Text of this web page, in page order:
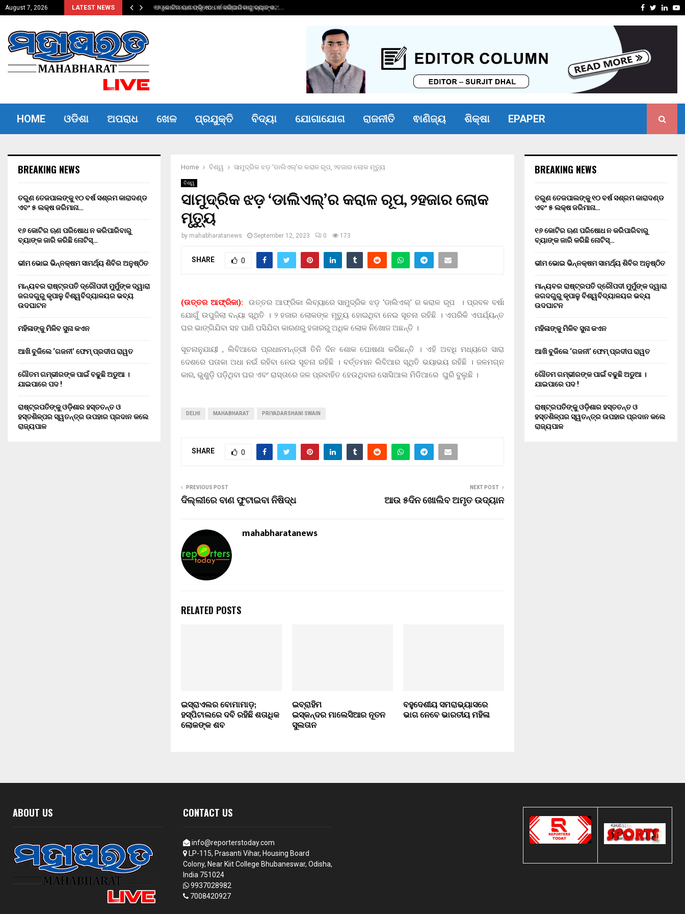
August 7, 2026 LATEST NEWS
ଏବଂ… ୧୬ କୋଟିର ଋଣ ପରିଷୋଧ ନ କରିପାରିବାରୁ ବ୍ୟାଙ୍କ… Facebook
Twitter
HOME ଓଡିଶା ଅପରାଧ ଖେଳ ପ୍ରଯୁକ୍ତି ବିଦ୍ୟା ଯୋଗାଯୋଗ ରାଜନୀତି ଵାଣିଜ୍ୟ ଶିକ୍ଷା EPAPER
Home ବିଶ୍ୱ ସାମୁଦ୍ରିକ ଝଡ଼ ‘ଡାଲିଏଲ୍’ର କରାଳ ରୂପ, ୨ହଜାର ଲୋକ ମୃତ୍ୟୁ
ବିଶ୍ୱ
ସାମୁଦ୍ରିକ ଝଡ଼ ‘ଡାଲିଏଲ୍’ର କରାଳ ରୂପ, ୨ହଜାର ଲୋକ
ମୃତ୍ୟୁ
by mahabharatanews September 12, 2023 0 173
SHARE 0
(ଉତ୍ତର ଆଫ୍ରିକା):
ଉତ୍ତର ଆଫ୍ରିକା ଲିବ୍ୟାରେ ସାମୁଦ୍ରିକ ଝଡ଼ ‘ଡାଲିଏଲ୍’ ର କରାଳ ରୂପ । ପ୍ରବଳ ବର୍ଷା
ଯୋଗୁଁ ଉପୁଜିଲା ବନ୍ୟା ସ୍ଥିତି । ୨ ହଜାର ଲୋକଙ୍କ ମୃତ୍ୟୁ ହୋଇଥିବା ନେଇ ସୂଚନା ରହିଛି । ଏପରିକି ଏପର୍ଯ୍ୟନ୍ତ
ଘର ଭାଙ୍ଗିଯିବା ସହ ପାଣି ପସିଯିବା କାରଣରୁ ହଜାରରୁ ଅଧିକ ଲୋକ ନିଖୋଜ ଅଛନ୍ତି ।
ସୂଚନାନୁଯାୟୀ , ଲିବିଆରେ ପ୍ରଧାନମନ୍ତ୍ରୀ ତିନି ଦିନ ଶୋକ ଘୋଷଣା କରିଛନ୍ତି । ଏହି ଅବଧି ମଧ୍ୟରେ ସାରା
ଦେଶରେ ପତାକା ଅଧା ନଇଁ ରହିବା ନେଇ ସୂଚନା ରହିଛି । ବର୍ତ୍ତମାନ ଲିବିଆର ସ୍ଥିତି ଭୟାଭୟ ରହିଛି । ଜଳମଗ୍ନ
କାର, ଭୁଶୁଡ଼ି ପଡ଼ିଥିବା ଘର ଏବଂ ରାସ୍ତାରେ ଜଳ ପ୍ରବାହିତ ହେଉଥିବାର ସୋସିଆଲ ମିଡିଆରେ ଘୁରି ବୁଲୁଛି ।
DELHI MAHABHARAT PRIYADARSHANI SWAIN
SHARE 0
PREVIOUS POST
ଦିଲ୍ଲୀରେ ବାଣ ଫୁଟାଇବା ନିଷିଦ୍ଧ
NEXT POST
ଆଉ ୫ଦିନ ଖୋଲିବ ଅମୃତ ଉଦ୍ୟାନ
mahabharatanews
RELATED POSTS
ଇସ୍ରାଏଲର ବୋମାମାଡ଼;
ହସ୍ପିଟାଲରେ ଦବି ରହିଛି ଶତାଧିକ
ଲୋକଙ୍କ ଶବ
ଇବ୍ରାହିମ
ଇସ୍କନ୍ଦର ମାଲେସିଆର ନୂତନ
ସୁଲତାନ
ବହୁଦେଶୀୟ ସମରାଭ୍ୟାସରେ
ଭାଗ ନେବେ ଭାରତୀୟ ମହିଳା
BREAKING NEWS
ତରୁଣ ତେଜପାଲଙ୍କୁ ୧୦ ବର୍ଷ ସଶ୍ରମ କାରାଦଣ୍ଡ
ଏବଂ ₹୫ ଲକ୍ଷ ଜରିମାନା…
୧୬ କୋଟିର ଋଣ ପରିଷୋଧ ନ କରିପାରିବାରୁ
ବ୍ୟାଙ୍କ ଜାରି କରିଛି ନୋଟିସ୍…
ଭୀମ ଭୋଇ ଭିନ୍ନକ୍ଷମ ସାମର୍ଥ୍ୟ ଶିବିର ଅନୁଷ୍ଠିତ
ମାନ୍ୟବର ରାଷ୍ଟ୍ରପତି ଦ୍ରୌପଦୀ ମୁର୍ମୁଙ୍କ ଦ୍ୱାରା
ଜଗଦଗୁରୁ କୃପାଳୁ ବିଶ୍ୱବିଦ୍ୟାଳୟର ଭବ୍ୟ
ଉଦଘାଟନ
ମହିଳାଙ୍କୁ ମିଳିବ ସୁନା କଏନ
ଆଖି ବୁଜିଲେ ‘ଗଜନୀ’ ଫେମ୍ ପ୍ରଦୀପ ରାୱତ
ଗୌତମ ଗମ୍ଭୀରଙ୍କ ପାଇଁ ବଢୁଛି ଅଡୁଆ ।
ଯାଇପାରେ ପଦ !
ରାଷ୍ଟ୍ରପତିଙ୍କୁ ଓଡ଼ିଶାର ହସ୍ତତନ୍ତ ଓ
ହସ୍ତଶିଳ୍ପର ସ୍ୱତନ୍ତ୍ର ଉପହାର ପ୍ରଦାନ କଲେ
ରାଜ୍ୟପାଳ
BREAKING NEWS
ତରୁଣ ତେଜପାଲଙ୍କୁ ୧୦ ବର୍ଷ ସଶ୍ରମ କାରାଦଣ୍ଡ
ଏବଂ ₹୫ ଲକ୍ଷ ଜରିମାନା…
୧୬ କୋଟିର ଋଣ ପରିଷୋଧ ନ କରିପାରିବାରୁ
ବ୍ୟାଙ୍କ ଜାରି କରିଛି ନୋଟିସ୍…
ଭୀମ ଭୋଇ ଭିନ୍ନକ୍ଷମ ସାମର୍ଥ୍ୟ ଶିବିର ଅନୁଷ୍ଠିତ
ମାନ୍ୟବର ରାଷ୍ଟ୍ରପତି ଦ୍ରୌପଦୀ ମୁର୍ମୁଙ୍କ ଦ୍ୱାରା
ଜଗଦଗୁରୁ କୃପାଳୁ ବିଶ୍ୱବିଦ୍ୟାଳୟର ଭବ୍ୟ
ଉଦଘାଟନ
ମହିଳାଙ୍କୁ ମିଳିବ ସୁନା କଏନ
ଆଖି ବୁଜିଲେ ‘ଗଜନୀ’ ଫେମ୍ ପ୍ରଦୀପ ରାୱତ
ଗୌତମ ଗମ୍ଭୀରଙ୍କ ପାଇଁ ବଢୁଛି ଅଡୁଆ ।
ଯାଇପାରେ ପଦ !
ରାଷ୍ଟ୍ରପତିଙ୍କୁ ଓଡ଼ିଶାର ହସ୍ତତନ୍ତ ଓ
ହସ୍ତଶିଳ୍ପର ସ୍ୱତନ୍ତ୍ର ଉପହାର ପ୍ରଦାନ କଲେ
ରାଜ୍ୟପାଳ
ABOUT US CONTACT US
info@reporterstoday.com
LP-115, Prasanti Vihar, Housing Board
Colony, Near Kiit College Bhubaneswar, Odisha,
India 751024
9937028982
7008420927